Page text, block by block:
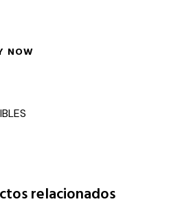
NOW
relacionados